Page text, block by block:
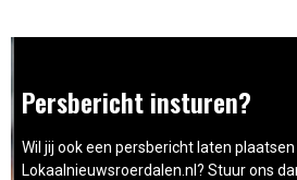
Persbericht insturen?
Wil jij ook een persbericht laten plaatsen
Lokaalnieuwsroerdalen.nl? Stuur ons